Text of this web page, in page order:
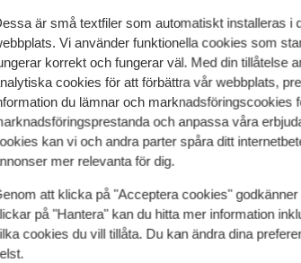
är små textfiler som automatiskt installeras i
Vi använder funktionella cookies som
korrekt och fungerar väl. Med din tillåtelse
cookies för att förbättra vår webbplats,
du lämnar och marknadsföringscookies
och anpassa våra
kan vi och andra parter spåra ditt
mer relevanta för dig.
att klicka på "Acceptera cookies"
på "Hantera" kan du hitta mer information
cookies du vill tillåta. Du kan ändra dina
7.6
Residenza Solaris